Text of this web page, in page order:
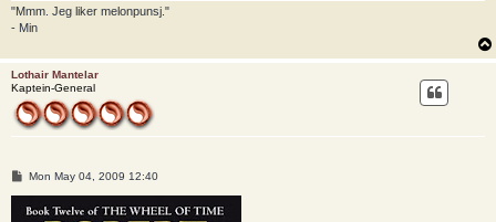
"Mmm. Jeg liker melonpunsj."
- Min
Lothair Mantelar
Kaptein-General
P
t
Mon May 04, 2009 12:40